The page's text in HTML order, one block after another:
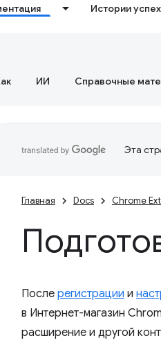
Истории
ИИ Справочные
Эта
Главная Docs Chrome
После регистрации и
в Интернет-магазин
расширение и другой